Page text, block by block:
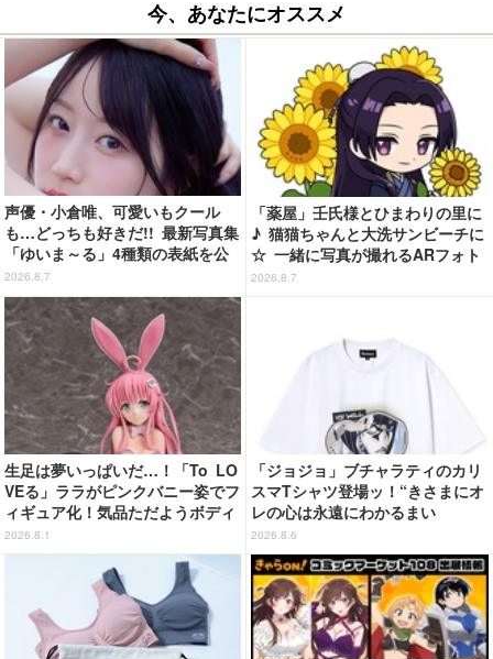
今、あなたにオススメ
声優・小倉唯、可愛いもクール
も…どっちも好きだ!! 最新写真集
「ゆいま～る」4種類の表紙を公
開！「成長した私の姿を楽しんで
いただけたら」
2026.8.7
「薬屋」壬氏様とひまわりの里に
♪ 猫猫ちゃんと大洗サンビーチに
☆ 一緒に写真が撮れるARフォト
スポット企画「猫猫・壬氏と夏巡
り」開催【茨城県】
2026.8.7
生足は夢いっぱいだ…！「To LO
VEる」ララがピンクバニー姿でフ
ィギュア化！気品ただようボディ
に注目
2026.8.1
「ジョジョ」ブチャラティのカリ
スマTシャツ登場ッ！“きさまにオ
レの心は永遠にわかるまい
ッ！”や感動のクライマックスを
デザイン
2026.8.6